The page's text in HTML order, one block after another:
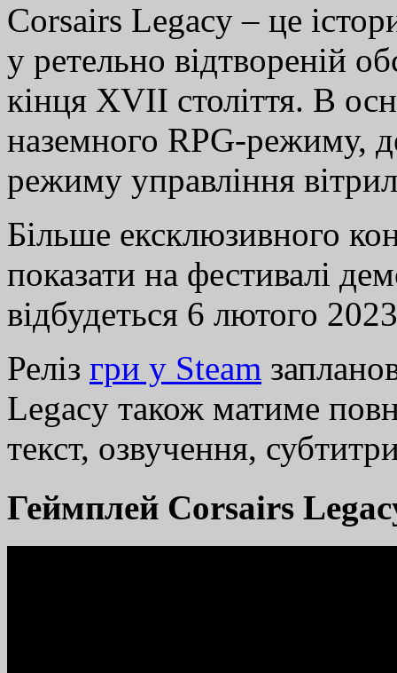
Corsairs Legacy – це
у ретельно відтвореній
кінця XVII століття. В
наземного RPG-режиму,
режиму управління
Більше ексклюзивного
показати на фестивалі
відбудеться 6 лютого
Реліз гри у Steam
Legacy також матиме
текст, озвучення,
Геймплей Corsairs